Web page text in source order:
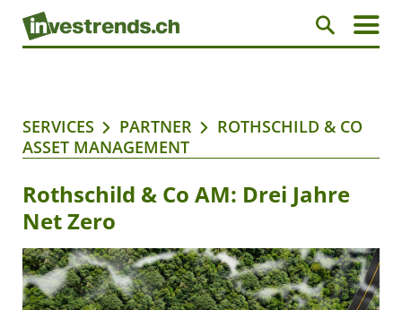
SERVICES PARTNER
ROTHSCHILD & CO
ASSET MANAGEMENT
Rothschild & Co AM: Drei Jahre
Net Zero